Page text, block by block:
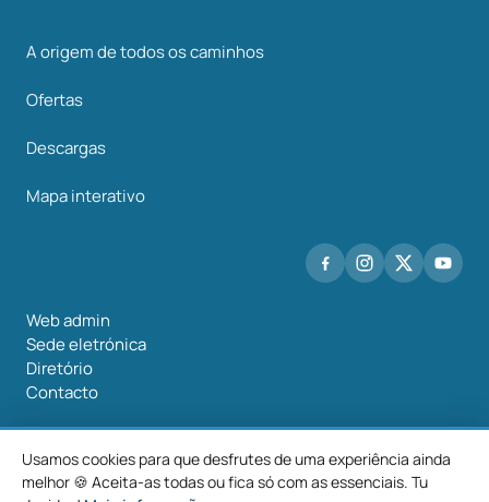
A origem de todos os caminhos
Ofertas
Descargas
Mapa interativo
Web admin
Sede eletrónica
Diretório
Contacto
©2026 Mancomunidade O Salnés
Usamos cookies para que desfrutes de uma experiência ainda
melhor 🍪 Aceita-as todas ou fica só com as essenciais. Tu